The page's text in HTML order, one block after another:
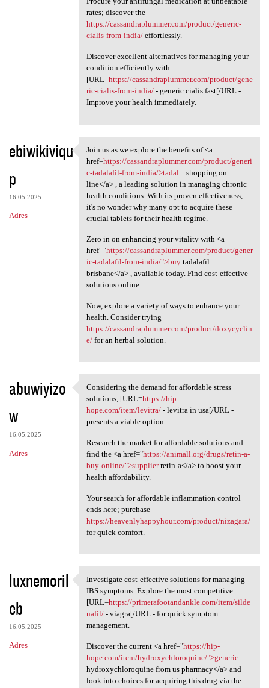
rates; discover the
https://cassandraplummer.com/product/generic-
cialis-from-india/effortlessly.
Discover excellent alternatives for managing your
condition efficiently with
[URL=https://cassandraplummer.com/product/gene
ric-cialis-from-india/- generic cialis fast[/URL - .
Improve your health immediately.
ebiwikiviqu
p
16.05.2025
Adres
Join us as we explore the
Join us as we explore the benefits of <a
href=https://cassandraplummer.com/product/generi
c-tadalafil-from-india/>tadal...
shopping on
line</a> , a leading solution in managing chronic
health conditions. With its proven effectiveness,
it's no wonder why many opt to acquire these
crucial tablets for their health regime.
Zero in on enhancing your vitality with <a
href="https://cassandraplummer.com/product/gener
ic-tadalafil-from-india/">buytadalafil
brisbane</a> , available today. Find cost-effective
solutions online.
Now, explore a variety of ways to enhance your
health. Consider trying
https://cassandraplummer.com/product/doxycyclin
e/for an herbal solution.
abuwiyizo
w
16.05.2025
Adres
Considering the demand for
Considering the demand for affordable stress
solutions, [URL=https://hip-
hope.com/item/levitra/- levitra in usa[/URL -
presents a viable option.
Research the market for affordable solutions and
find the <a href="https://animall.org/drugs/retin-a-
buy-online/">supplierretin-a</a> to boost your
health affordability.
Your search for affordable inflammation control
ends here; purchase
https://heavenlyhappyhour.com/product/nizagara/
for quick comfort.
luxnemoril
eb
16.05.2025
Adres
Investigate cost-effective
Investigate cost-effective solutions for managing
IBS symptoms. Explore the most competitive
[URL=https://primerafootandankle.com/item/silde
nafil/- viagra[/URL - for quick symptom
management.
Discover the current <a href="https://hip-
hope.com/item/hydroxychloroquine/">generic
hydroxychloroquine from us pharmacy</a> and
look into choices for acquiring this drug via the